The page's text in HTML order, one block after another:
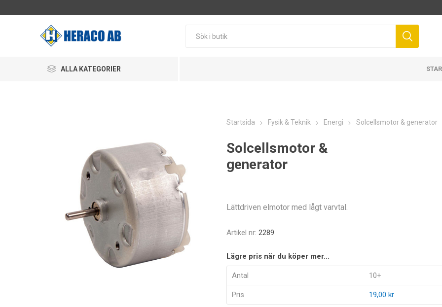
ALLA KATEGORIER
Startsida Fysik & Teknik Energi Solcellsmotor & generator
Solcellsmotor &
generator
Lättdriven elmotor med lågt varvtal.
Artikel nr: 2289
Lägre pris när du köper mer...
Antal 10+
Pris 19,00 kr